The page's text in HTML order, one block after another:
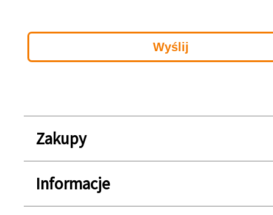
Zakupy
Informacje